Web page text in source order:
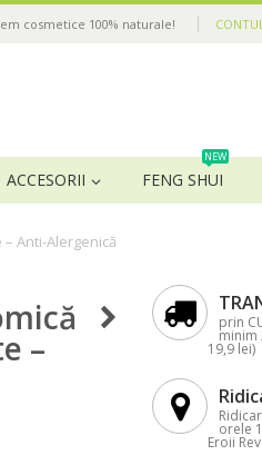
cosmetice 100% naturale!
ACCESORII FENG SHUI
NEW
Anti-Alergenică
–
prin
minim
19,9 lei)
orele
Eroii